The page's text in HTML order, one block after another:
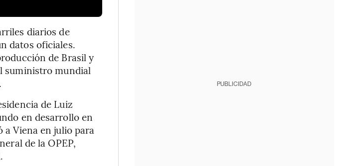
diarios de
datos oficiales.
de Brasil y
suministro mundial
de Luiz
en desarrollo en
a Viena en julio para
de la OPEP,
PUBLICIDAD